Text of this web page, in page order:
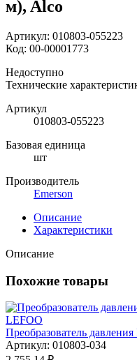
м), Alco
Артикул: 010803-055223
Код: 00-00001773
Недоступно
Технические
Артикул
010803-055223
Базовая единица
шт
Производитель
Emerson
Описание
Характеристики
Описание
Похожие товары
Преобразователь
Артикул: 010803-034